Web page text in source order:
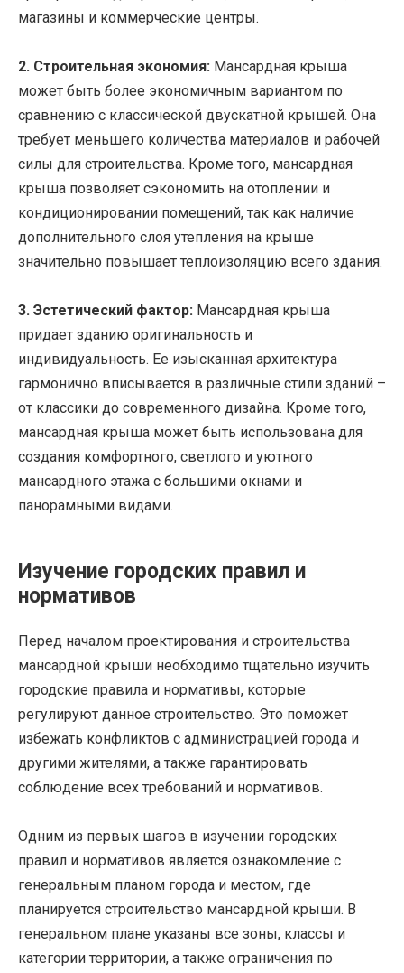
магазины и коммерческие центры.
2. Строительная экономия: Мансардная крыша
может быть более экономичным вариантом по
сравнению с классической двускатной крышей. Она
требует меньшего количества материалов и рабочей
силы для строительства. Кроме того, мансардная
крыша позволяет сэкономить на отоплении и
кондиционировании помещений, так как наличие
дополнительного слоя утепления на крыше
значительно повышает теплоизоляцию всего здания.
3. Эстетический фактор: Мансардная крыша
придает зданию оригинальность и
индивидуальность. Ее изысканная архитектура
гармонично вписывается в различные стили зданий –
от классики до современного дизайна. Кроме того,
мансардная крыша может быть использована для
создания комфортного, светлого и уютного
мансардного этажа с большими окнами и
панорамными видами.
Изучение городских правил и
нормативов
Перед началом проектирования и строительства
мансардной крыши необходимо тщательно изучить
городские правила и нормативы, которые
регулируют данное строительство. Это поможет
избежать конфликтов с администрацией города и
другими жителями, а также гарантировать
соблюдение всех требований и нормативов.
Одним из первых шагов в изучении городских
правил и нормативов является ознакомление с
генеральным планом города и местом, где
планируется строительство мансардной крыши. В
генеральном плане указаны все зоны, классы и
категории территории, а также ограничения по